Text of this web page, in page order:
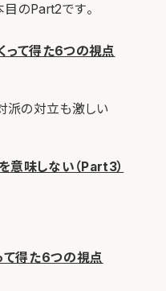
のPart2です。
って得た6つの視点
派の対立も激しい
味しない（Part3）
て得た6つの視点